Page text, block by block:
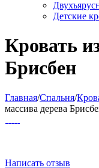
Детские
Кровать
Брисбен
Главная/Спальня/
массива дерева
Написать отзыв